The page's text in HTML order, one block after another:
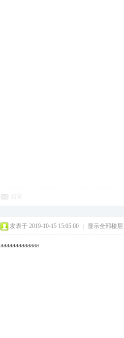
发表于 2019-10-15 15:05:00 显示全部楼层
aaaaaaaaaaaaa